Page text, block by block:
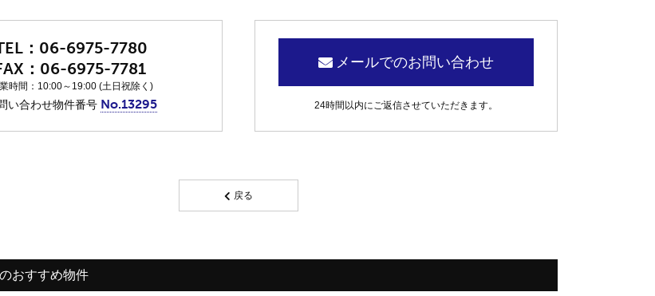
06-6975-7780
06-6975-7781
時間：10:00～19:00 (土日祝除く)
い合わせ物件番号 No.13295
メールでのお問い合わせ
24時間以内にご返信させていただきます。
戻る
おすすめ物件